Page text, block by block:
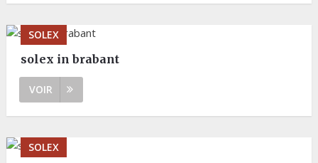
SOLEX
solex in brabant
VOIR
SOLEX